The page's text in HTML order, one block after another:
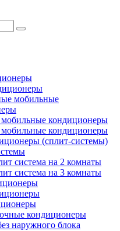
мобильные
кондиционеры
кондиционеры
(сплит-системы)
система на 2 комнаты
система на 3 комнаты
кондиционеры
наружного блока